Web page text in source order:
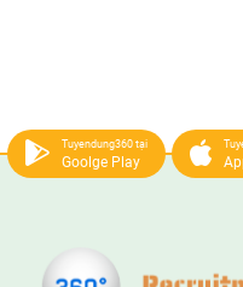
Tuyendung360 tại
Goolge Play